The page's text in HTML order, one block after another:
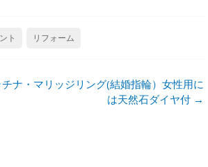
ト リフォーム
ナ・マリッジリング(結婚指輪）女性用に
は天然石ダイヤ付 →